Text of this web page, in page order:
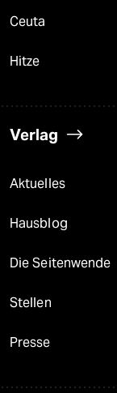
Ceuta
Hitze
Verlag
Aktuelles
Hausblog
Die Seitenwende
Stellen
Presse